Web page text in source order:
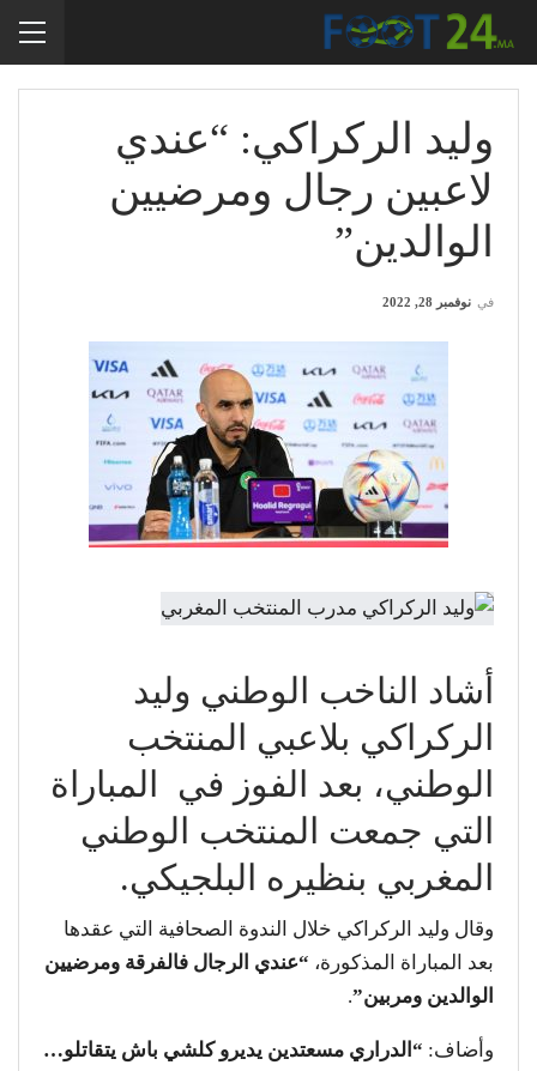
وليد الركراكي: “عندي
لاعبين رجال ومرضيين
الوالدين”
في نوفمبر 28, 2022
أشاد الناخب الوطني وليد
الركراكي بلاعبي المنتخب
الوطني، بعد الفوز في المباراة
التي جمعت المنتخب الوطني
المغربي بنظيره البلجيكي.
وقال وليد الركراكي خلال الندوة الصحافية التي عقدها
بعد المباراة المذكورة، “عندي الرجال فالفرقة ومرضيين
الوالدين ومربين”.
وأضاف: “الدراري مسعتدين يديرو كلشي باش يتقاتلو…